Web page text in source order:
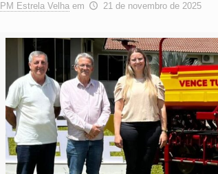
PM Estrela Velha em 21 de novembro de 2025